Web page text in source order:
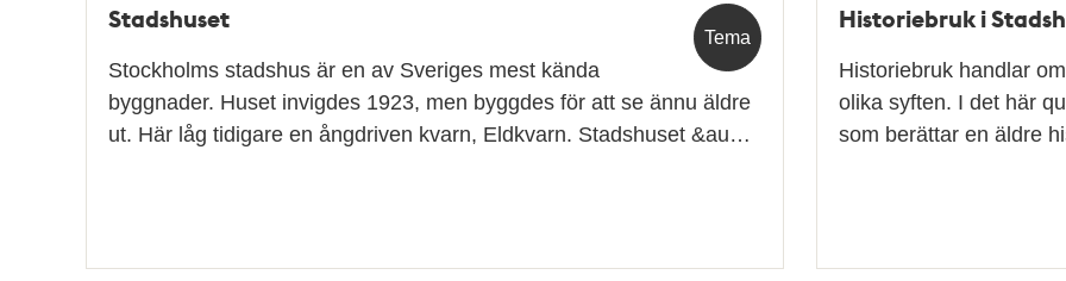
Tema
Stadshuset
Stockholms stadshus är en av Sveriges mest kända
byggnader. Huset invigdes 1923, men byggdes för att se ännu äldre
ut. Här låg tidigare en ångdriven kvarn, Eldkvarn. Stadshuset &au…
Historiebruk i
Historiebruk handlar
olika syften. I det här
som berättar en äldre